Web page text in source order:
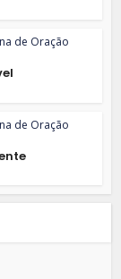
de Oração
de Oração